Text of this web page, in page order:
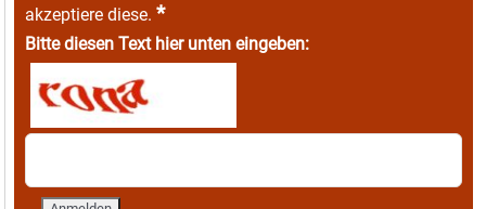
akzeptiere diese. *
Bitte diesen Text hier unten eingeben: